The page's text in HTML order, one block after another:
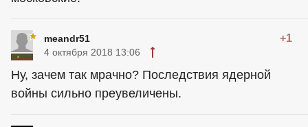
meandr51 +1
4 октября 2018 13:06
Ну, зачем так мрачно? Последствия ядерной
войны сильно преувеличены.